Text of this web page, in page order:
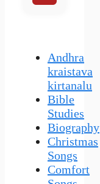
Andhra
kraistava
kirtanalu
Bible
Studies
Biography
Christmas
Songs
Comfort